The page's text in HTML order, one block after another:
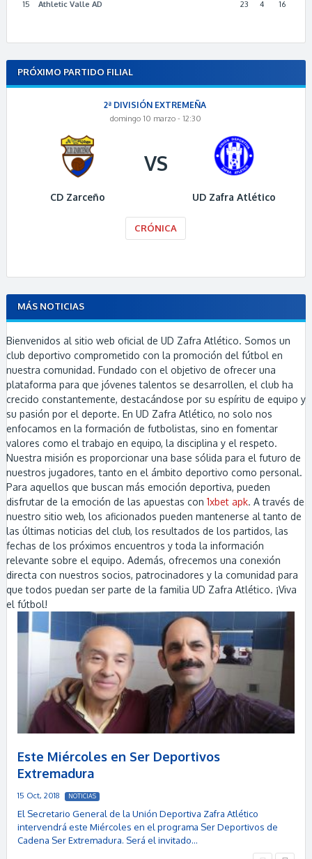
15 Athletic Valle AD 23 4 16
PRÓXIMO PARTIDO FILIAL
2ª DIVISIÓN EXTREMEÑA
domingo 10 marzo - 12:30
CD Zarceño
VS
UD Zafra Atlético
CRÓNICA
MÁS NOTICIAS
Bienvenidos al sitio web oficial de UD Zafra Atlético. Somos un
club deportivo comprometido con la promoción del fútbol en
nuestra comunidad. Fundado con el objetivo de ofrecer una
plataforma para que jóvenes talentos se desarrollen, el club ha
crecido constantemente, destacándose por su espíritu de equipo y
su pasión por el deporte. En UD Zafra Atlético, no solo nos
enfocamos en la formación de futbolistas, sino en fomentar
valores como el trabajo en equipo, la disciplina y el respeto.
Nuestra misión es proporcionar una base sólida para el futuro de
nuestros jugadores, tanto en el ámbito deportivo como personal.
Para aquellos que buscan más emoción deportiva, pueden
disfrutar de la emoción de las apuestas con 1xbet apk. A través de
nuestro sitio web, los aficionados pueden mantenerse al tanto de
las últimas noticias del club, los resultados de los partidos, las
fechas de los próximos encuentros y toda la información
relevante sobre el equipo. Además, ofrecemos una conexión
directa con nuestros socios, patrocinadores y la comunidad para
que todos puedan ser parte de la familia UD Zafra Atlético. ¡Viva
el fútbol!
Este Miércoles en Ser Deportivos
Extremadura
15 Oct, 2018 NOTICIAS
El Secretario General de la Unión Deportiva Zafra Atlético
intervendrá este Miércoles en el programa Ser Deportivos de
Cadena Ser Extremadura. Será el invitado…